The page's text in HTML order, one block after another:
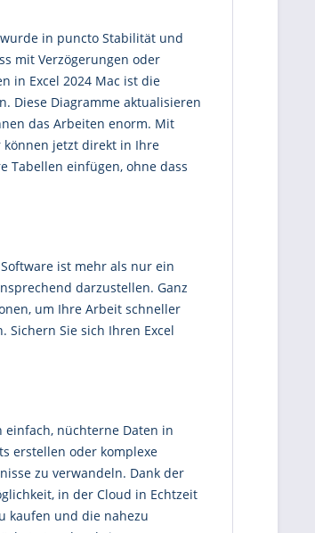
in puncto Stabilität und
mit Verzögerungen oder
in Excel 2024 Mac ist die
Diese Diagramme aktualisieren
das Arbeiten enorm. Mit
können jetzt direkt in Ihre
Tabellen einfügen, ohne dass
ist mehr als nur ein
darzustellen. Ganz
um Ihre Arbeit schneller
Sichern Sie sich Ihren Excel
einfach, nüchterne Daten in
erstellen oder komplexe
zu verwandeln. Dank der
in der Cloud in Echtzeit
kaufen und die nahezu